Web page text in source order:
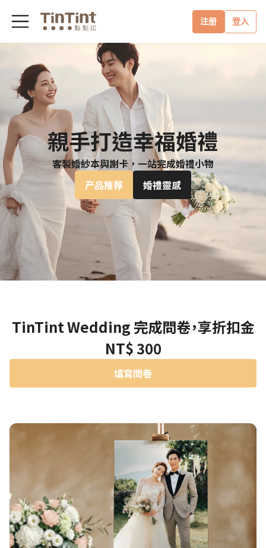
注册 登入
親手打造幸福婚禮
客製婚紗本與謝卡，一站完成婚禮小物
产品推荐
婚禮靈感
TinTint Wedding 完成問卷，享折扣金
NT$ 300
填寫問卷